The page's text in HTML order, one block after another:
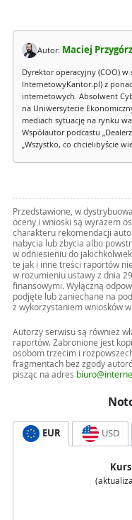
Autor: Maciej
Dyrektor operacyjny (COO) w
InternetowyKantor.pl) z
internetowych. Absolwent
na Uniwersytecie
mediach sytuację na rynku
Współautor podcastu
„Wszystko, co chcielibyście
Przedstawione, w
oceny i wnioski są wyrazem
charakteru rekomendacji
nabycia lub zbycia albo
w odniesieniu do
te jak i inne treści raportów
w rozumieniu ustawy z dnia
finansowymi. Wyłączną
podjęte lub zaniechane na
z wykorzystaniem wniosków
Autorzy serwisu są również
raportów. Zabronione jest
osobom trzecim i
fragmentach bez zgody
pisząc na adres
EUR USD
Kurs